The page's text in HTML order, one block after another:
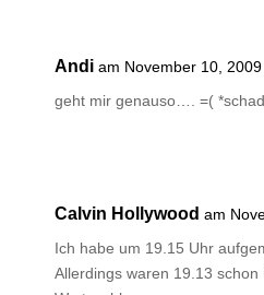
Andi am November 10, 2009
geht mir genauso…. =(
Calvin Hollywood am
Ich habe um 19.15 Uhr
Allerdings waren 19.13